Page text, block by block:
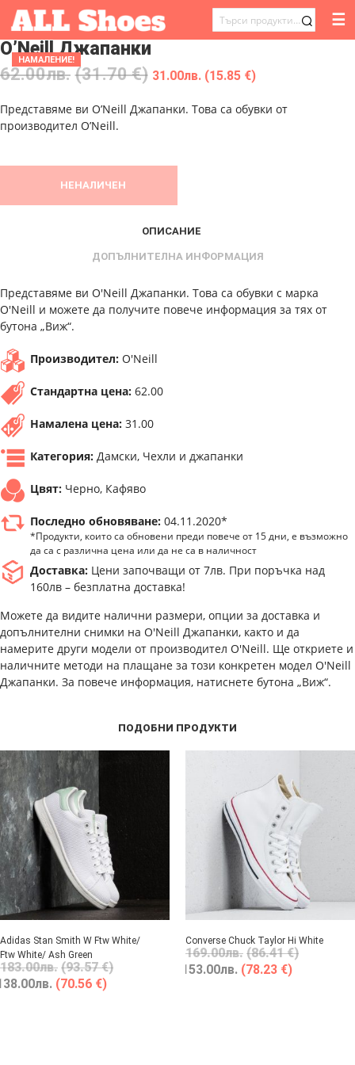
ТЪРСЕНЕ
☰
НАМАЛЕНИЕ!
O’Neill Джапанки
62.00лв. (31.70 €) 31.00лв. (15.85 €)
Представяме ви O’Neill Джапанки. Това са обувки от
производител O’Neill.
НЕНАЛИЧЕН
ОПИСАНИЕ
ДОПЪЛНИТЕЛНА ИНФОРМАЦИЯ
Представяме ви O'Neill Джапанки. Това са обувки с марка
O'Neill и можете да получите повече информация за тях от
бутона „Виж“.
Производител: O'Neill
Стандартна цена: 62.00
Намалена цена: 31.00
Категория: Дамски, Чехли и джапанки
Цвят: Черно, Кафяво
Последно обновяване: 04.11.2020*
*Продукти, които са обновени преди повече от 15 дни, е възможно
да са с различна цена или да не са в наличност
Доставка: Цени започващи от 7лв. При поръчка над
160лв – безплатна доставка!
Можете да видите налични размери, опции за доставка и
допълнителни снимки на O'Neill Джапанки, както и да
намерите други модели от производител O'Neill. Ще откриете и
наличните методи на плащане за този конкретен модел O'Neill
Джапанки. За повече информация, натиснете бутона „Виж“.
ПОДОБНИ ПРОДУКТИ
Adidas Stan Smith W Ftw White/
Ftw White/ Ash Green
183.00лв. (93.57 €)
лв. (70.56 €)
Converse Chuck Taylor Hi White
169.00лв. (86.41 €)
153.00лв. (78.23 €)